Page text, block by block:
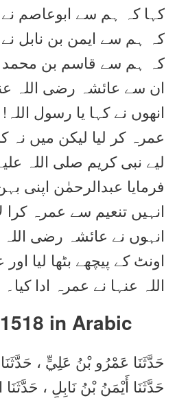
کہا کہ ہم سے ابوعاصم نے
کہ ہم سے ایمن بن نابل نے
کہ ہم سے قاسم بن محمد
ان سے عائشہ رضی اللہ
انھوں نے کہا یا رسول
عمرہ کر لیا لیکن میں
لیے نبی کریم صلی اللہ
فرمایا عبدالرحمٰن اپنی
انہیں تنعیم سے عمرہ کرا
انہوں نے عائشہ رضی اللہ
اونٹ کے پیچھے بٹھا لیا
اللہ عنہا نے عمرہ ادا کیا۔
in Arabic
حَدَّثَنَا عَمْرُو بْنُ عَلِيٍّ ،
حَدَّثَنَا أَيْمَنُ بْنُ نَابِلٍ ،